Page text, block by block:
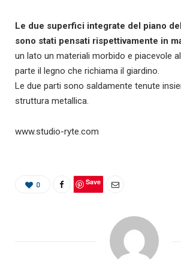
Le due superfici integrate del piano
sono stati pensati rispettivamente in
un lato un materiali morbido e piacevole
parte il legno che richiama il giardino.
Le due parti sono saldamente tenute
struttura metallica.
www.studio-ryte.com
0 Save